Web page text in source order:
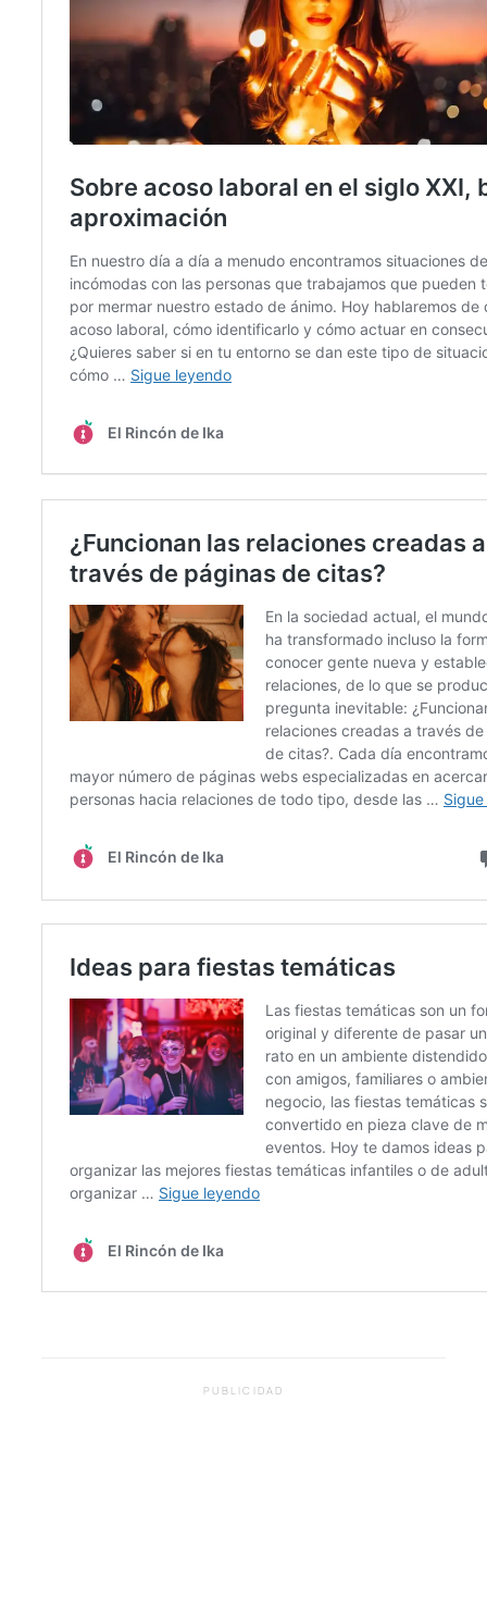
PUBLICIDAD